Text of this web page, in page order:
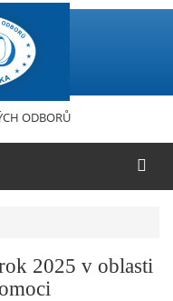
ODBORŮ
2025 v oblasti